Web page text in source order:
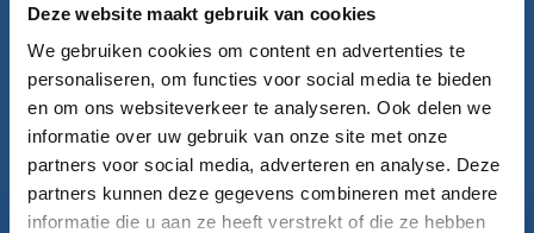
Deze website maakt gebruik van cookies
We gebruiken cookies om content en advertenties te
personaliseren, om functies voor social media te bieden
en om ons websiteverkeer te analyseren. Ook delen we
informatie over uw gebruik van onze site met onze
partners voor social media, adverteren en analyse. Deze
partners kunnen deze gegevens combineren met andere
informatie die u aan ze heeft verstrekt of die ze hebben
Categorieën
Boxsprings
Bedden
Matrassen
Topmatrassen